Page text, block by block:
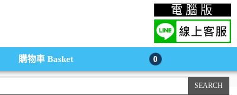
電腦版
購物車 Basket 0